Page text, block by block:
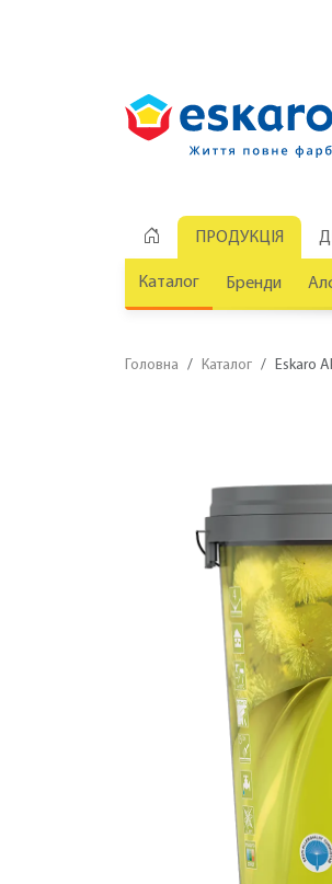
ПРОДУКЦІЯ
Каталог Бренди
Головна Каталог Eskaro